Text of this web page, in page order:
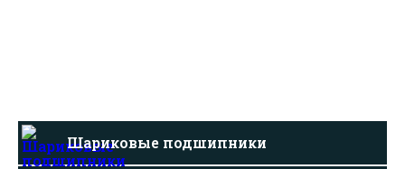
Шариковые подшипники